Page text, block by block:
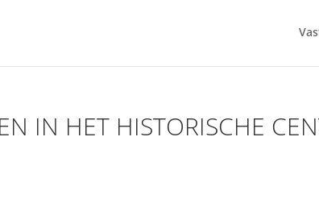
IN HET HISTORISCHE